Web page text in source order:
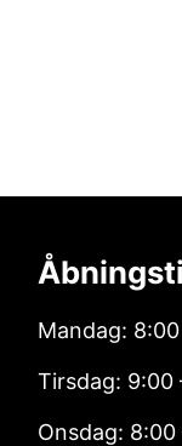
Mandag:
Tirsdag: 9:00
Onsdag: 8:00